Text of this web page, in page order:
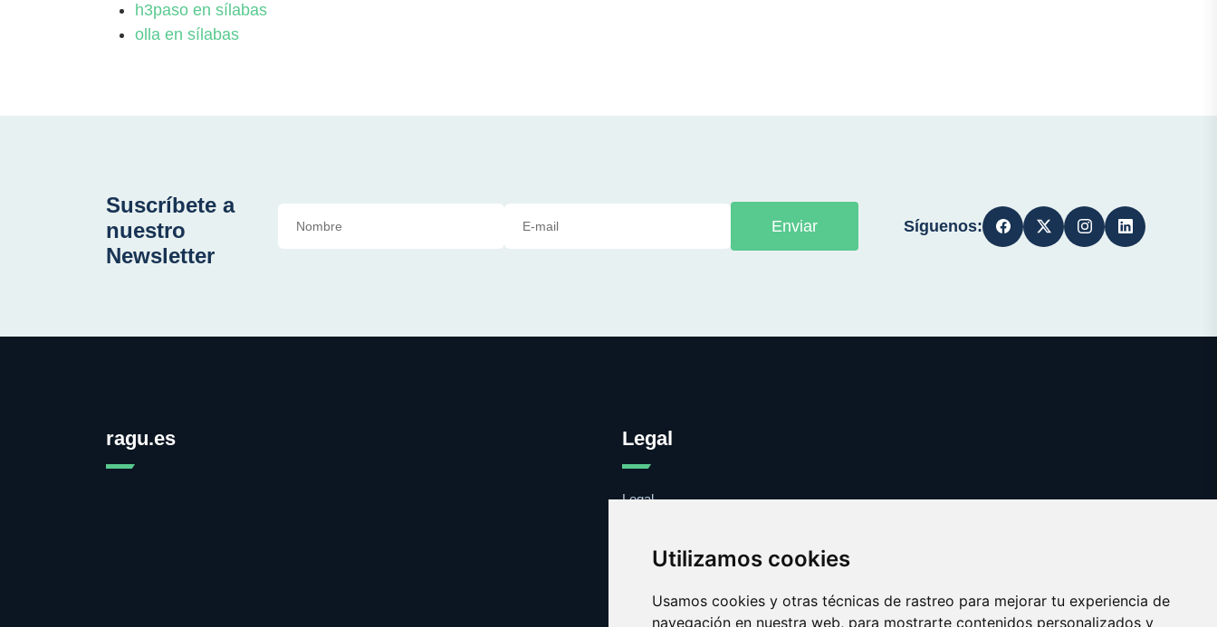
Utilizamos cookies
Usamos cookies y otras técnicas de rastreo para mejorar tu experiencia de
navegación en nuestra web, para mostrarte contenidos personalizados y
h3paso en sílabas
olla en sílabas
Suscríbete a
nuestro
Newsletter
Enviar Síguenos:
ragu.es Legal
Legal
Contacto